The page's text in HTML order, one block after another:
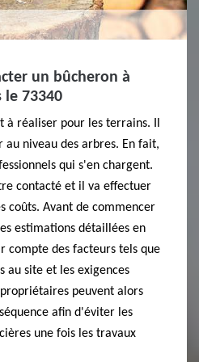
un bûcheron à
le 73340
à réaliser pour les terrains. Il
au niveau des arbres. En fait,
qui s'en chargent.
contacté et il va effectuer
coûts. Avant de commencer
estimations détaillées en
compte des facteurs tels que
au site et les exigences
peuvent alors
afin d'éviter les
une fois les travaux